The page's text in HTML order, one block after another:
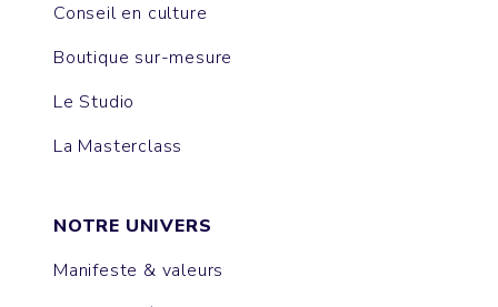
Conseil en culture
Boutique sur-mesure
Le Studio
La Masterclass
NOTRE UNIVERS
Manifeste & valeurs